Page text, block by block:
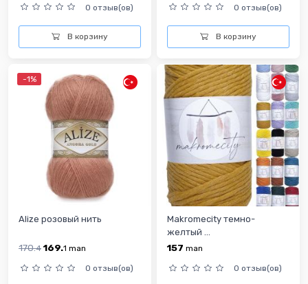
0 отзыв(ов)
В корзину
0 отзыв(ов)
В корзину
-1%
Alize розовый нить
170.4 169.1 man
0 отзыв(ов)
Makromecity темно-
желтый ...
157 man
0 отзыв(ов)